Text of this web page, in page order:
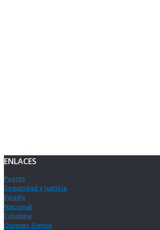
ENLACES
Puerto
Seguridad y Justicia
Estado
Nacional
Columna
Quienes Somos